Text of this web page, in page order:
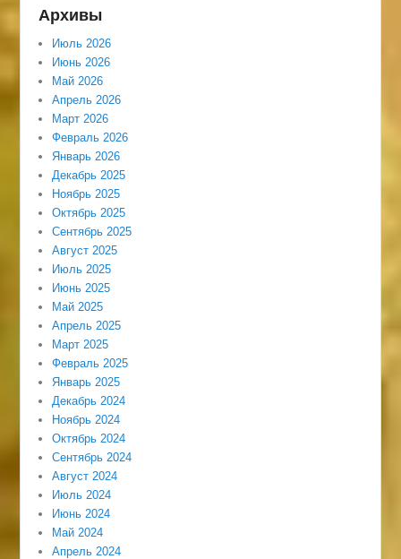
Архивы
Июль 2026
Июнь 2026
Май 2026
Апрель 2026
Март 2026
Февраль 2026
Январь 2026
Декабрь 2025
Ноябрь 2025
Октябрь 2025
Сентябрь 2025
Август 2025
Июль 2025
Июнь 2025
Май 2025
Апрель 2025
Март 2025
Февраль 2025
Январь 2025
Декабрь 2024
Ноябрь 2024
Октябрь 2024
Сентябрь 2024
Август 2024
Июль 2024
Июнь 2024
Май 2024
Апрель 2024